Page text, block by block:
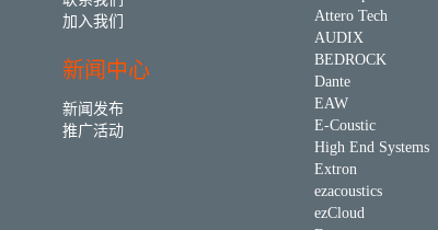
加入我们
新闻中心
新闻发布
推广活动
Attero Tech
AUDIX
BEDROCK
Dante
EAW
E-Coustic
High End Systems
Extron
ezacoustics
ezCloud